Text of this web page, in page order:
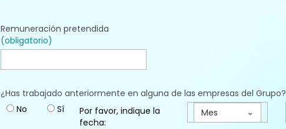
Remuneración pretendida
(obligatorio)
¿Has trabajado anteriormente en alguna de las empresas del Grupo?
No
Sí
Por favor, indique la
fecha:
Mes